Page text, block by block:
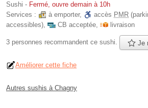
Sushi - Fermé, ouvre demain à 10h
Services :
à emporter, accès PMR
accessibles), CB acceptée, livraison
3 personnes recommandent ce sushi. Je
Améliorer cette fiche
Autres sushis à Chagny